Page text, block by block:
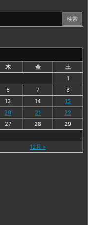
木 金 土
12月 »
1
6 7
8
13 14
15
20 21
22
27 28
29